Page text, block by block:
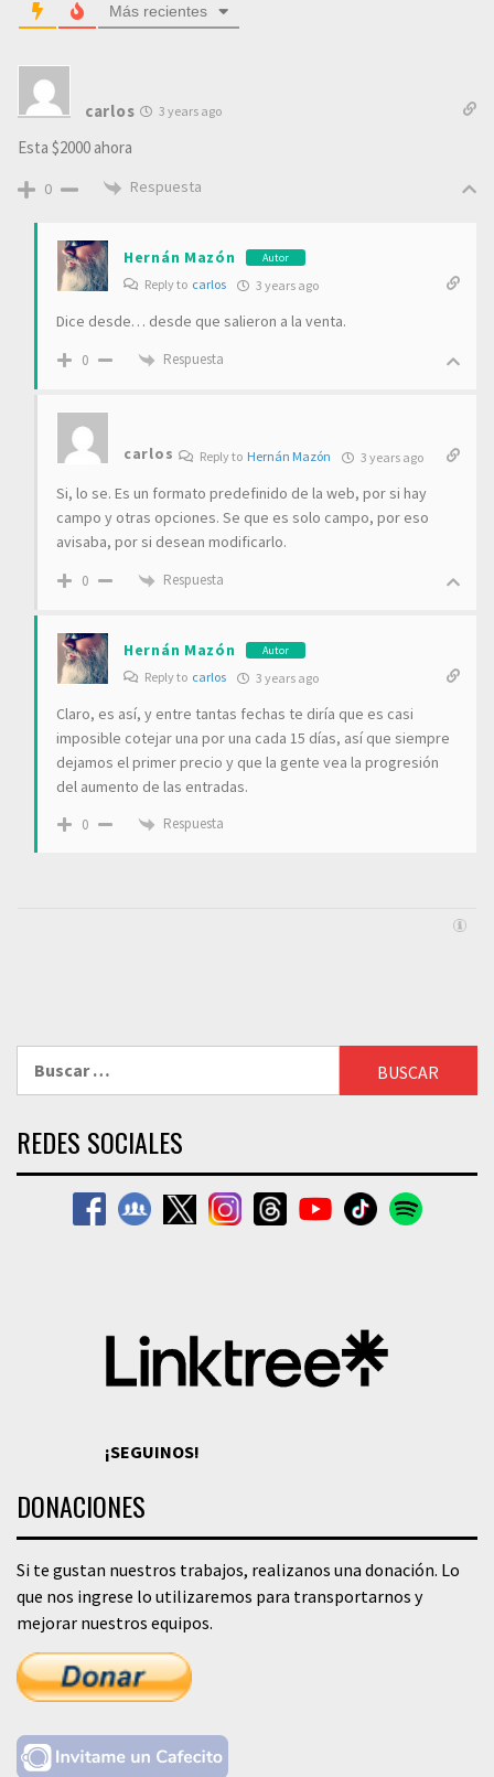
Más recientes
carlos 3 years ago
Esta $2000 ahora
0 Respuesta
Hernán Mazón Autor
Reply to carlos 3 years ago
Dice desde… desde que salieron a la venta.
0 Respuesta
carlos Reply to Hernán Mazón 3 years ago
Si, lo se. Es un formato predefinido de la web, por si hay
campo y otras opciones. Se que es solo campo, por eso
avisaba, por si desean modificarlo.
0 Respuesta
Hernán Mazón Autor
Reply to carlos 3 years ago
Claro, es así, y entre tantas fechas te diría que es casi
imposible cotejar una por una cada 15 días, así que siempre
dejamos el primer precio y que la gente vea la progresión
del aumento de las entradas.
0 Respuesta
REDES SOCIALES
¡SEGUINOS!
DONACIONES
Si te gustan nuestros trabajos, realizanos una donación. Lo
que nos ingrese lo utilizaremos para transportarnos y
mejorar nuestros equipos.